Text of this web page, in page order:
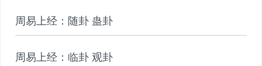
周易上经：随卦 蛊卦
周易上经：临卦 观卦